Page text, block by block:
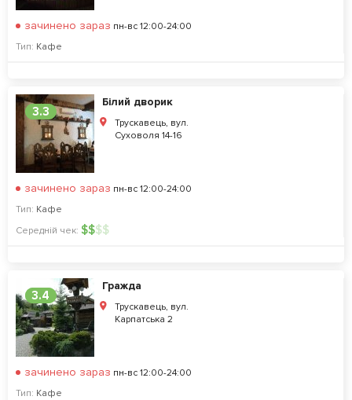
зачинено зараз пн-вс 12:00-24:00
Тип: Кафе
3.3
Білий дворик
Трускавець, вул.
Суховоля 14-16
зачинено зараз пн-вс 12:00-24:00
Тип: Кафе
Середній чек: $$$$
3.4
Гражда
Трускавець, вул.
Карпатська 2
зачинено зараз пн-вс 12:00-24:00
Тип: Кафе